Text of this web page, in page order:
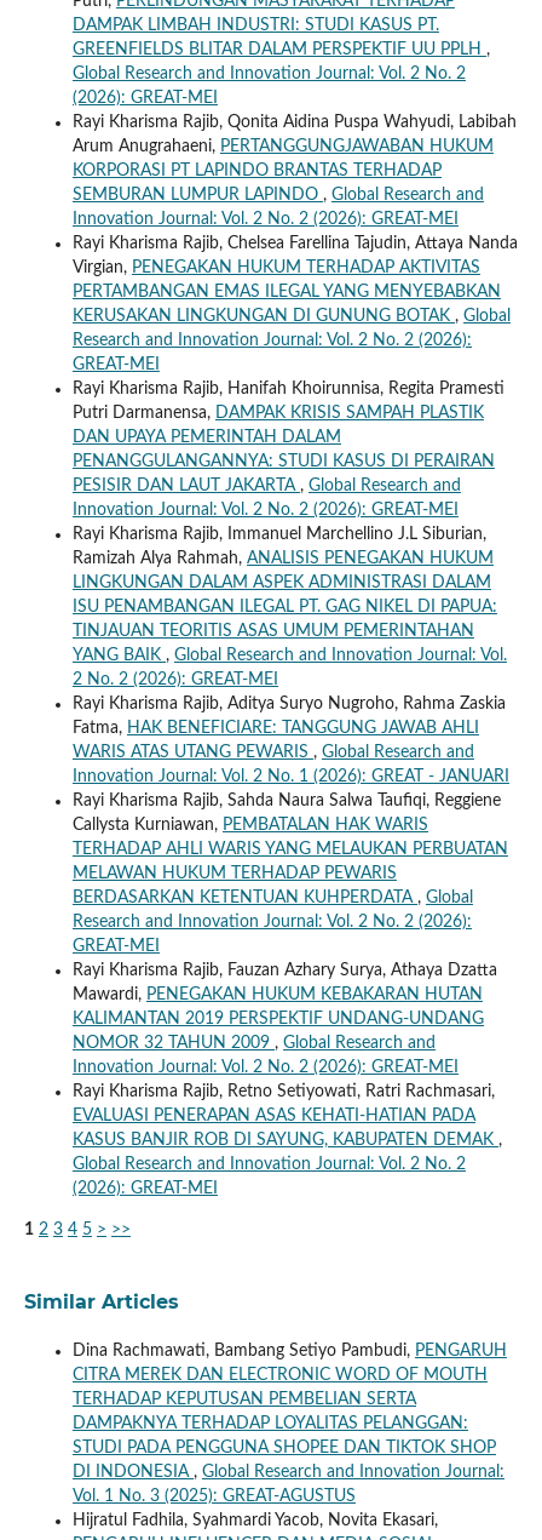
DAMPAK LIMBAH INDUSTRI: STUDI KASUS PT.
GREENFIELDS BLITAR DALAM PERSPEKTIF UU PPLH ,
Global Research and Innovation Journal: Vol. 2 No. 2
(2026): GREAT-MEI
Rayi Kharisma Rajib, Qonita Aidina Puspa Wahyudi, Labibah
Arum Anugrahaeni, PERTANGGUNGJAWABAN HUKUM
KORPORASI PT LAPINDO BRANTAS TERHADAP
SEMBURAN LUMPUR LAPINDO , Global Research and
Innovation Journal: Vol. 2 No. 2 (2026): GREAT-MEI
Rayi Kharisma Rajib, Chelsea Farellina Tajudin, Attaya Nanda
Virgian, PENEGAKAN HUKUM TERHADAP AKTIVITAS
PERTAMBANGAN EMAS ILEGAL YANG MENYEBABKAN
KERUSAKAN LINGKUNGAN DI GUNUNG BOTAK , Global
Research and Innovation Journal: Vol. 2 No. 2 (2026):
GREAT-MEI
Rayi Kharisma Rajib, Hanifah Khoirunnisa, Regita Pramesti
Putri Darmanensa,
DAMPAK KRISIS SAMPAH PLASTIK
DAN UPAYA PEMERINTAH DALAM
PENANGGULANGANNYA: STUDI KASUS DI PERAIRAN
PESISIR DAN LAUT JAKARTA , Global Research and
Innovation Journal: Vol. 2 No. 2 (2026): GREAT-MEI
Rayi Kharisma Rajib, Immanuel Marchellino J.L Siburian,
Ramizah Alya Rahmah, ANALISIS PENEGAKAN HUKUM
LINGKUNGAN DALAM ASPEK ADMINISTRASI DALAM
ISU PENAMBANGAN ILEGAL PT. GAG NIKEL DI PAPUA:
TINJAUAN TEORITIS ASAS UMUM PEMERINTAHAN
YANG BAIK , Global Research and Innovation Journal: Vol.
2 No. 2 (2026): GREAT-MEI
Rayi Kharisma Rajib, Aditya Suryo Nugroho, Rahma Zaskia
Fatma, HAK BENEFICIARE: TANGGUNG JAWAB AHLI
WARIS ATAS UTANG PEWARIS , Global Research and
Innovation Journal: Vol. 2 No. 1 (2026): GREAT - JANUARI
Rayi Kharisma Rajib, Sahda Naura Salwa Taufiqi, Reggiene
Callysta Kurniawan, PEMBATALAN HAK WARIS
TERHADAP AHLI WARIS YANG MELAUKAN PERBUATAN
MELAWAN HUKUM TERHADAP PEWARIS
BERDASARKAN KETENTUAN KUHPERDATA , Global
Research and Innovation Journal: Vol. 2 No. 2 (2026):
GREAT-MEI
Rayi Kharisma Rajib, Fauzan Azhary Surya, Athaya Dzatta
Mawardi, PENEGAKAN HUKUM KEBAKARAN HUTAN
KALIMANTAN 2019 PERSPEKTIF UNDANG-UNDANG
NOMOR 32 TAHUN 2009 , Global Research and
Innovation Journal: Vol. 2 No. 2 (2026): GREAT-MEI
Rayi Kharisma Rajib, Retno Setiyowati, Ratri Rachmasari,
EVALUASI PENERAPAN ASAS KEHATI-HATIAN PADA
KASUS BANJIR ROB DI SAYUNG, KABUPATEN DEMAK ,
Global Research and Innovation Journal: Vol. 2 No. 2
(2026): GREAT-MEI
1 2 3 4 5 > >>
Similar Articles
Dina Rachmawati, Bambang Setiyo Pambudi, PENGARUH
CITRA MEREK DAN ELECTRONIC WORD OF MOUTH
TERHADAP KEPUTUSAN PEMBELIAN SERTA
DAMPAKNYA TERHADAP LOYALITAS PELANGGAN:
STUDI PADA PENGGUNA SHOPEE DAN TIKTOK SHOP
DI INDONESIA , Global Research and Innovation Journal:
Vol. 1 No. 3 (2025): GREAT-AGUSTUS
Hijratul Fadhila, Syahmardi Yacob, Novita Ekasari,